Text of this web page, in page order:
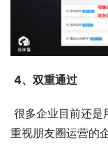
4、双重通过
重视朋友圈运营的